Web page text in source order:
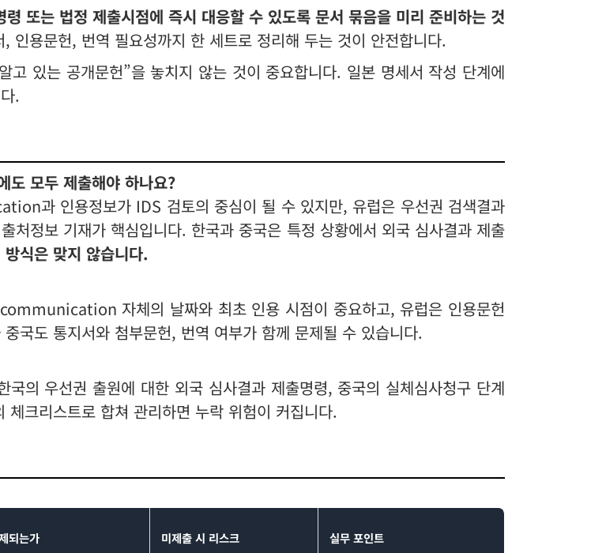
령 또는 법정 제출시점에 즉시 대응할 수 있도록 문서 묶음을 미리 준비하는 것
인용문헌, 번역 필요성까지 한 세트로 정리해 두는 것이 안전합니다.
고 있는 공개문헌”을 놓치지 않는 것이 중요합니다. 일본 명세서 작성 단계에
.
도 모두 제출해야 하나요?
과 인용정보가 IDS 검토의 중심이 될 수 있지만, 유럽은 우선권 검색결과
처정보 기재가 핵심입니다. 한국과 중국은 특정 상황에서 외국 심사결과 제출
식은 맞지 않습니다.
자체의 날짜와 최초 인용 시점이 중요하고, 유럽은 인용문헌
국도 통지서와 첨부문헌, 번역 여부가 함께 문제될 수 있습니다.
의 우선권 출원에 대한 외국 심사결과 제출명령, 중국의 실체심사청구 단계
크리스트로 합쳐 관리하면 누락 위험이 커집니다.
되는가 미제출 시 리스크 실무 포인트